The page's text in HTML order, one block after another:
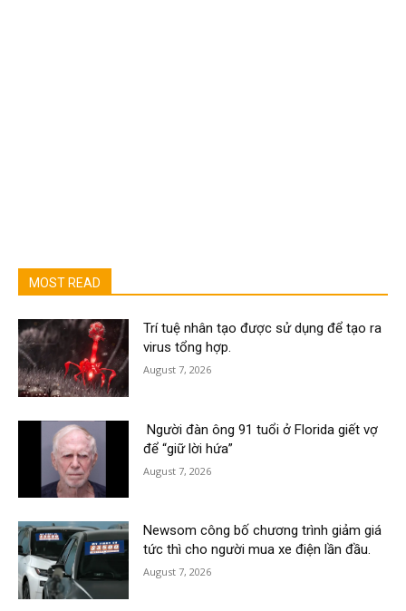
MOST READ
Trí tuệ nhân tạo được sử dụng để tạo ra
virus tổng hợp.
August 7, 2026
Người đàn ông 91 tuổi ở Florida giết vợ
để “giữ lời hứa”
August 7, 2026
Newsom công bố chương trình giảm giá
tức thì cho người mua xe điện lần đầu.
August 7, 2026